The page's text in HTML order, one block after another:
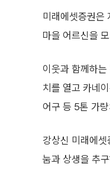
미래에셋증권은
마을 어르신을
이웃과 함께하
치를 열고 카네
어구 등 5톤 가
강상신 미래에
눔과 상생을 추